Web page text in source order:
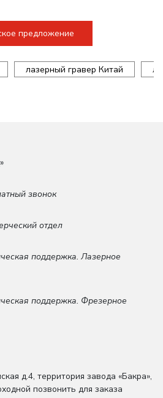
предложение
лазерный гравер Китай
»
звонок
отдел
поддержка. Лазерное
поддержка. Фрезерное
д.4, территория завода «Бакра»,
позвонить для заказа